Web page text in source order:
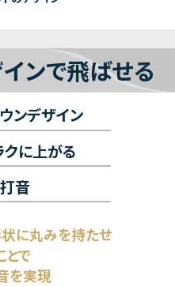
ンで飛ばせる
ンデザイン
に上がる
音
に丸みを持たせ
で
を実現